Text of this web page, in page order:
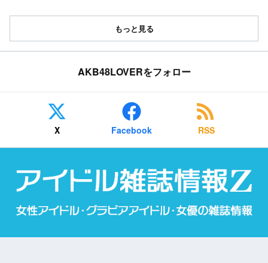
もっと見る
AKB48LOVERをフォロー
X Facebook RSS